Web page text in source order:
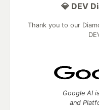
💎 DEV
Thank you to our
Google AI
and